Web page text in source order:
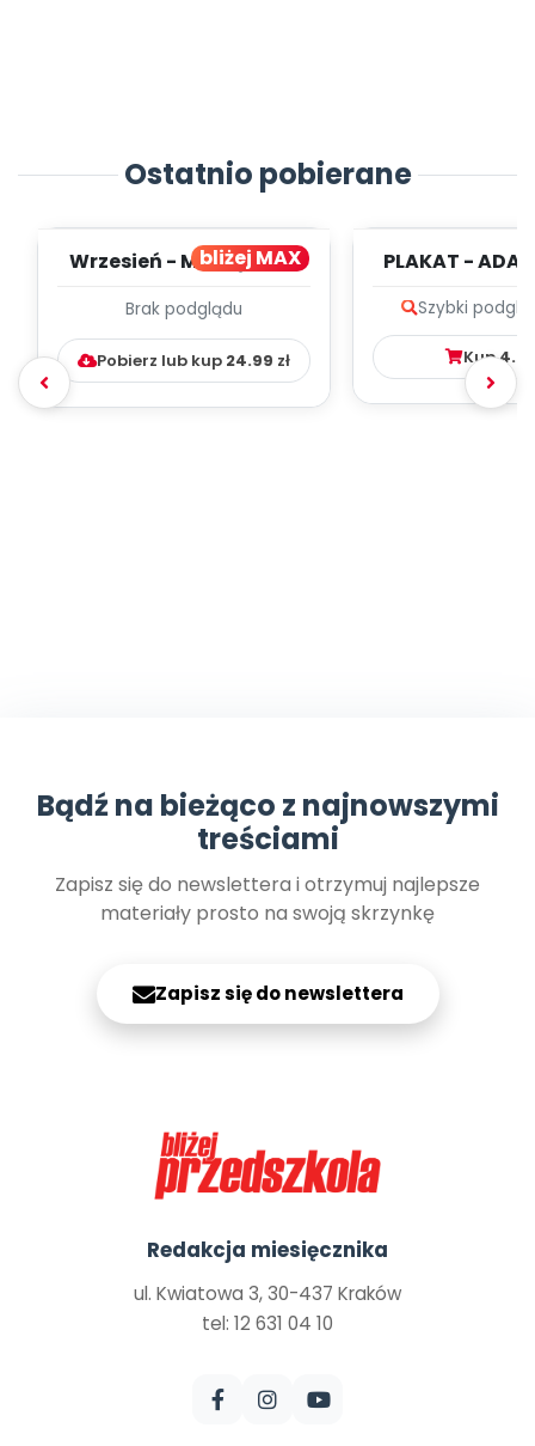
Ostatnio pobierane
bliżej MAX
Wrzesień - MIESIĘCZNY
WYCHOWAWCZO –
DYDAKTYC...
Brak podglądu
Pobierz lub kup 24.99 zł
PLAKAT -
Szybki
Kup
Bądź na bieżąco z najnowszymi
treściami
Zapisz się do newslettera i otrzymuj najlepsze
materiały prosto na swoją skrzynkę
Zapisz się do newslettera
Redakcja miesięcznika
ul. Kwiatowa 3, 30-437 Kraków
tel: 12 631 04 10